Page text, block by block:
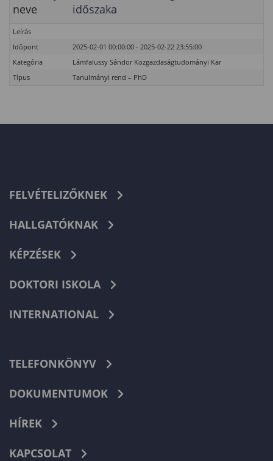
neve
időszaka
Leírás
Időpont
2025-02-01 00:00:00 - 2025-02-22 23:55:00
Kategória
Lámfalussy Sándor Közgazdaságtudományi Kar
Típus
Tanulmányi rend – PhD
FELVÉTELIZŐKNEK
HALLGATÓKNAK
KÉPZÉSEK
DOKTORI ISKOLA
INTERNATIONAL
TELEFONKÖNYV
DOKUMENTUMOK
HÍREK
KAPCSOLAT